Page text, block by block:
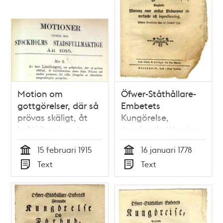
Motion om
gottgörelser, där så
prövas skäligt, åt
kaféidkerskan Anna
Sofia Nilsson och
andra personer, för
vilka förnyelse av
ölutskänkningsrättighet
avstyrkes -
Stadsfullmäktige
1915
Tid
15 februari 1915
Typ
Text
Öfwer-Ståthållare-
Embetets
Kungörelse,
Angående Warning
emot olofligt
Brännewins
tilwerkande och
inpracticering.
Gifwen Stockholm
then 16 januarii 1778.
Tid
16 januari 1778
Typ
Text